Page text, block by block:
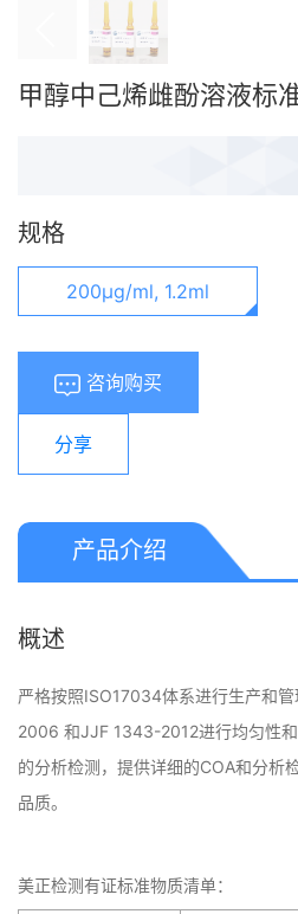
甲醇中己烯雌酚溶液标
规格
200μg/ml, 1.2ml
咨询购买
分享
产品介绍
概述
严格按照ISO17034体系进行生产和管
2006 和JJF 1343-2012进行均匀性
的分析检测，提供详细的COA和分析
品质。
美正检测有证标准物质清单：